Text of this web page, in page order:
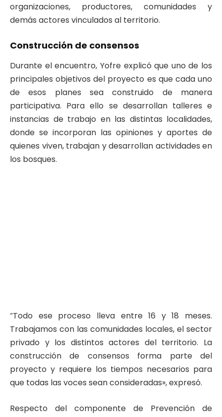
organizaciones, productores, comunidades y
demás actores vinculados al territorio.
Construcción de consensos
Durante el encuentro, Yofre explicó que uno de los
principales objetivos del proyecto es que cada uno
de esos planes sea construido de manera
participativa. Para ello se desarrollan talleres e
instancias de trabajo en las distintas localidades,
donde se incorporan las opiniones y aportes de
quienes viven, trabajan y desarrollan actividades en
los bosques.
“Todo ese proceso lleva entre 16 y 18 meses.
Trabajamos con las comunidades locales, el sector
privado y los distintos actores del territorio. La
construcción de consensos forma parte del
proyecto y requiere los tiempos necesarios para
que todas las voces sean consideradas», expresó.
Respecto del componente de Prevención de